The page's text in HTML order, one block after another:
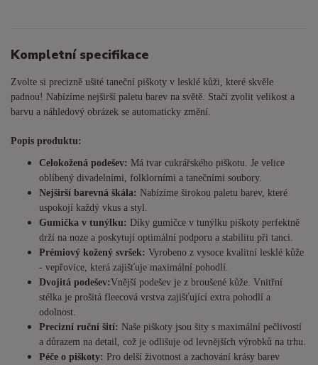
Kompletní specifikace
Zvolte si precizně ušité taneční piškoty v lesklé kůži, které skvěle
padnou! Nabízíme nejširší paletu barev na světě. Stačí zvolit velikost a
barvu a náhledový obrázek se automaticky změní.
Popis produktu:
Celokožená podešev: Má tvar cukrářského piškotu. Je velice
oblíbený divadelními, folklorními a tanečními soubory.
Nejširší barevná škála: Nabízíme širokou paletu barev, které
uspokojí každý vkus a styl.
Gumička v tunýlku: Díky gumičce v tunýlku piškoty perfektně
drží na noze a poskytují optimální podporu a stabilitu při tanci.
Prémiový kožený svršek: Vyrobeno z vysoce kvalitní lesklé kůže
- vepřovice, která zajišťuje maximální pohodlí.
Dvojitá podešev:Vnější podešev je z broušené kůže. Vnitřní
stélka je prošitá fleecová vrstva zajišťující extra pohodlí a
odolnost.
Precizní ruční šití: Naše piškoty jsou šity s maximální pečlivostí
a důrazem na detail, což je odlišuje od levnějších výrobků na trhu.
Péče o piškoty: Pro delší životnost a zachování krásy barev